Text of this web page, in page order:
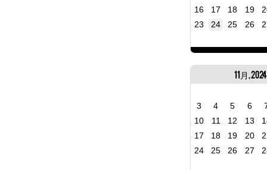
16
17 18 19
23
24 25 26
11月, 2024
3 4 5 6
10
11 12 13
17
18 19 20
24
25 26 27